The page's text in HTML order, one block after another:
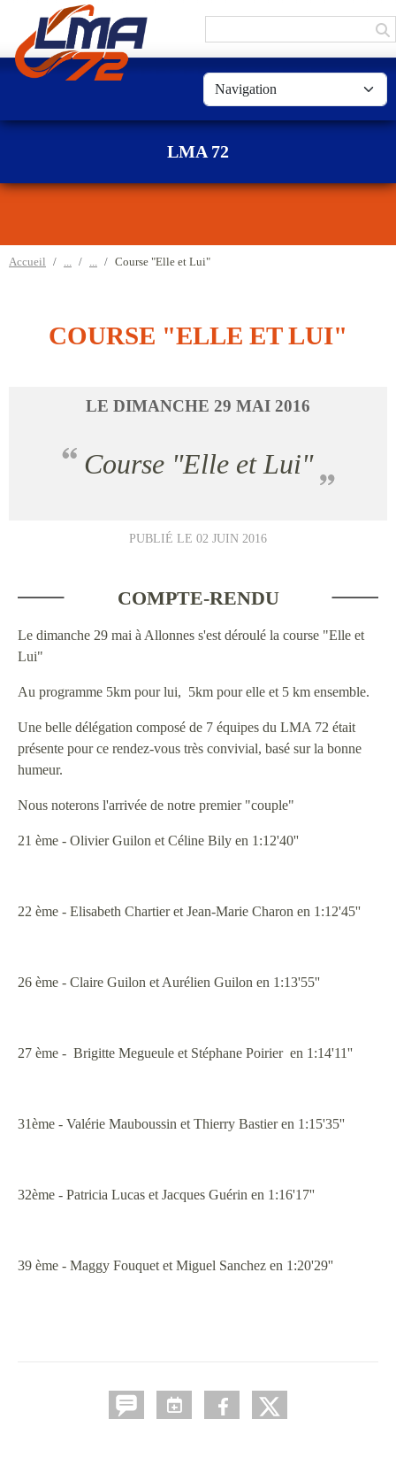
LMA 72
Accueil Course "Elle et Lui"
COURSE "ELLE ET LUI"
LE DIMANCHE 29 MAI 2016
Course "Elle et Lui"
PUBLIÉ LE 02 JUIN 2016
COMPTE-RENDU
Le dimanche 29 mai à Allonnes s'est déroulé la course "Elle et
Lui"
Au programme 5km pour lui, 5km pour elle et 5 km ensemble.
Une belle délégation composé de 7 équipes du LMA 72 était
présente pour ce rendez-vous très convivial, basé sur la bonne
humeur.
Nous noterons l'arrivée de notre premier "couple"
21 ème - Olivier Guilon et Céline Bily en 1:12'40''
22 ème - Elisabeth Chartier et Jean-Marie Charon en 1:12'45''
26 ème - Claire Guilon et Aurélien Guilon en 1:13'55''
27 ème - Brigitte Megueule et Stéphane Poirier en 1:14'11''
31ème - Valérie Mauboussin et Thierry Bastier en 1:15'35''
32ème - Patricia Lucas et Jacques Guérin en 1:16'17''
39 ème - Maggy Fouquet et Miguel Sanchez en 1:20'29''
Panneau de gestion des cookies